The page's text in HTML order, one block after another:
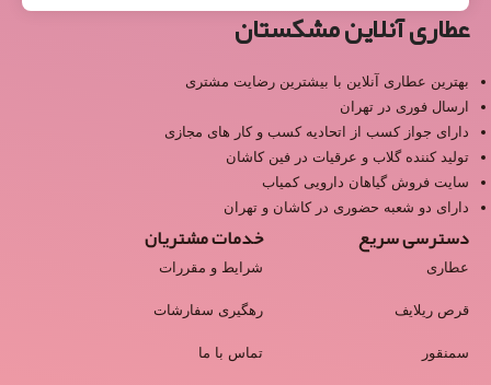
عطاری آنلاین مشکستان
بهترین عطاری آنلاین با بیشترین رضایت مشتری
ارسال فوری در تهران
دارای جواز کسب از اتحادیه کسب و کار های مجازی
تولید کننده گلاب و عرقیات در فین کاشان
سایت فروش گیاهان دارویی کمیاب
دارای دو شعبه حضوری در کاشان و تهران
دسترسی سریع
عطاری
قرص ریلایف
سمنقور
خدمات مشتریان
شرایط و مقررات
رهگیری سفارشات
تماس با ما